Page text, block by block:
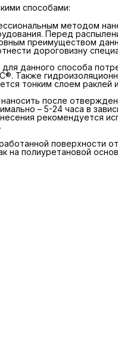
способами:
методом
Перед
преимуществом
дороговизну
для данного способа
Также
тонким слоем раклей
после
– 5-24 часа в
рекомендуется
поверхности
на полиуретановой